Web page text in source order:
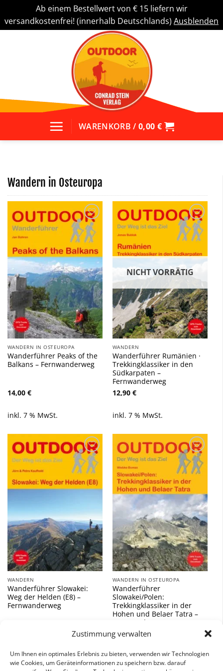
Zustimmung verwalten
Um Ihnen ein optimales Erlebnis zu bieten, verwenden wir Technologien
wie Cookies, um Geräteinformationen zu speichern bzw. darauf
Ab einem Bestellwert von € 15 liefern wir
versandkostenfrei! (innerhalb Deutschlands) Ausblenden
WARENKORB / 0,00 €
Wandern in Osteuropa
Zu
Wunschliste
hinzufügen
WANDERN IN OSTEUROPA
Wanderführer Peaks of the
Balkans – Fernwanderweg
14,00 €
inkl. 7 % MwSt.
Zu
Wunschliste
hinzufügen
NICHT VORRÄTIG
WANDERN
Wanderführer Rumänien ·
Trekkingklassiker in den
Südkarpaten –
Fernwanderweg
12,90 €
inkl. 7 % MwSt.
Zu
Wunschliste
hinzufügen
WANDERN
Wanderführer Slowakei:
Weg der Helden (E8) –
Fernwanderweg
inkl. 7 % MwSt.
Zu
Wunschliste
hinzufügen
WANDERN IN OSTEUROPA
Wanderführer
Slowakei/Polen:
Trekkingklassiker in der
Hohen und Belaer Tatra –
Fernwanderweg
12,90€
inkl. 7 % MwSt.